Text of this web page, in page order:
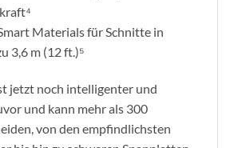
Materials für Schnitte in
3,6 m (12 ft.)⁵
jetzt noch intelligenter und
und kann mehr als 300
von den empfindlichsten